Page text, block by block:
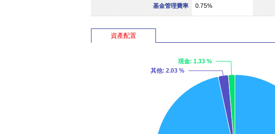
基金管理費率 0.75%
資產配置
其他: 2.03 %
現金: 1.33 %